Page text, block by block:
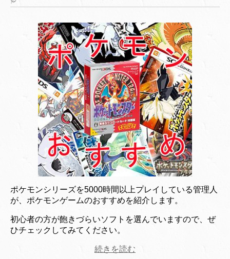
ポケモンシリーズを5000時間以上プレイしている管理人
が、ポケモンゲームのおすすめを紹介します。
初心者の方が飽きづらいソフトを選んでいますので、ぜ
ひチェックしてみてください。
続きを読む